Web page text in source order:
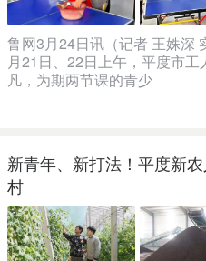
鲁网3月24日讯（记者 王姝深
月21日、22日上午，平度市
凡，为期两节课的青少
新青年、新打法！平度新
村